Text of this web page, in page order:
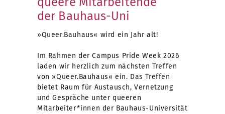
der Bauhaus-Uni
»Queer.Bauhaus« wird ein Jahr alt!
Im Rahmen der Campus Pride Week 2026
laden wir herzlich zum nächsten Treffen
von »Queer.Bauhaus« ein. Das Treffen
bietet Raum für Austausch, Vernetzung
und Gespräche unter queeren
Mitarbeiter*innen der Bauhaus-Universität